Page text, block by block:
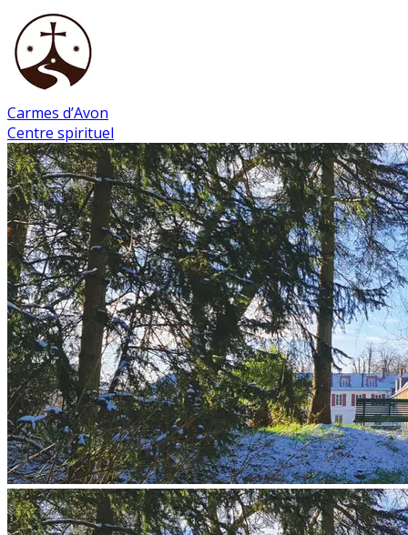
Carmes d’Avon
Centre spirituel